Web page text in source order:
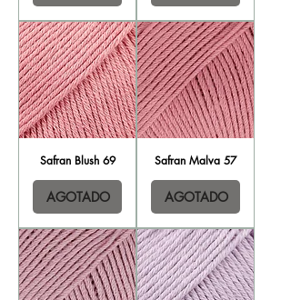
Safran Blush 69
AGOTADO
Safran Malva 57
AGOTADO